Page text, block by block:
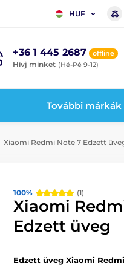
HUF
+36 1 445 2687 offline
Hívj minket (Hé-Pé 9-12)
További márkák
Xiaomi Redmi Note 7 Edzett
100% (1)
Xiaomi
Edzett üveg
Edzett üveg Xiaomi